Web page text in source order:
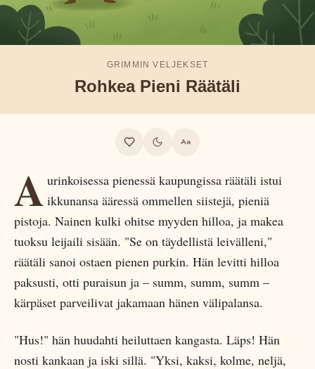
GRIMMIN VELJEKSET
Rohkea Pieni Räätäli
A urinkoisessa pienessä kaupungissa räätäli istui
ikkunansa ääressä ommellen siistejä, pieniä
pistoja. Nainen kulki ohitse myyden hilloa, ja makea
tuoksu leijaili sisään. "Se on täydellistä leivälleni,"
räätäli sanoi ostaen pienen purkin. Hän levitti hilloa
paksusti, otti puraisun ja – summ, summ, summ –
kärpäset parveilivat jakamaan hänen välipalansa.
"Hus!" hän huudahti heiluttaen kangasta. Läps! Hän
nosti kankaan ja iski sillä. "Yksi, kaksi, kolme, neljä,